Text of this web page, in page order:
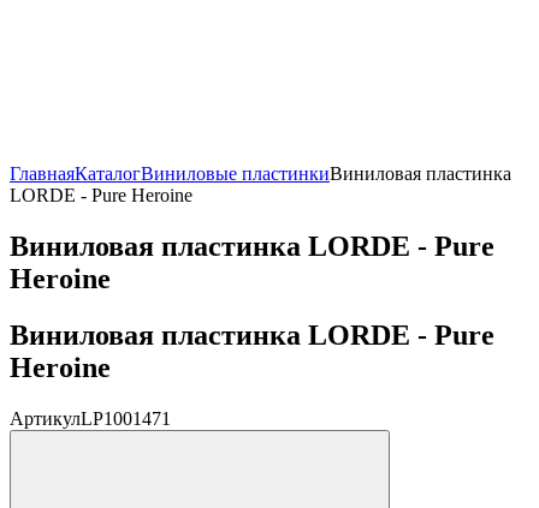
ГлавнаяКаталогВиниловые пластинкиВиниловая пластинка
LORDE - Pure Heroine
Виниловая пластинка LORDE - Pure
Heroine
Виниловая пластинка LORDE - Pure
Heroine
АртикулLP1001471